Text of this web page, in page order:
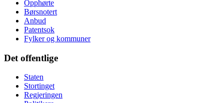
Opphørte
Børsnotert
Anbud
Patentsok
Fylker og kommuner
Det offentlige
Staten
Stortinget
Regjeringen